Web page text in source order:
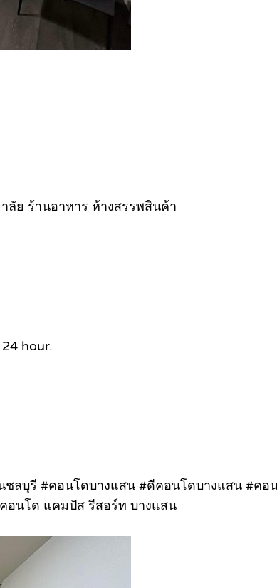
ลัย ร้านอาหาร ห้างสรรพสินค้า
hour.
ชลบุรี #คอนโดบางแสน #ดีคอนโดบางแสน #ค
อนโด แคมปัส รีสอร์ท บางแสน